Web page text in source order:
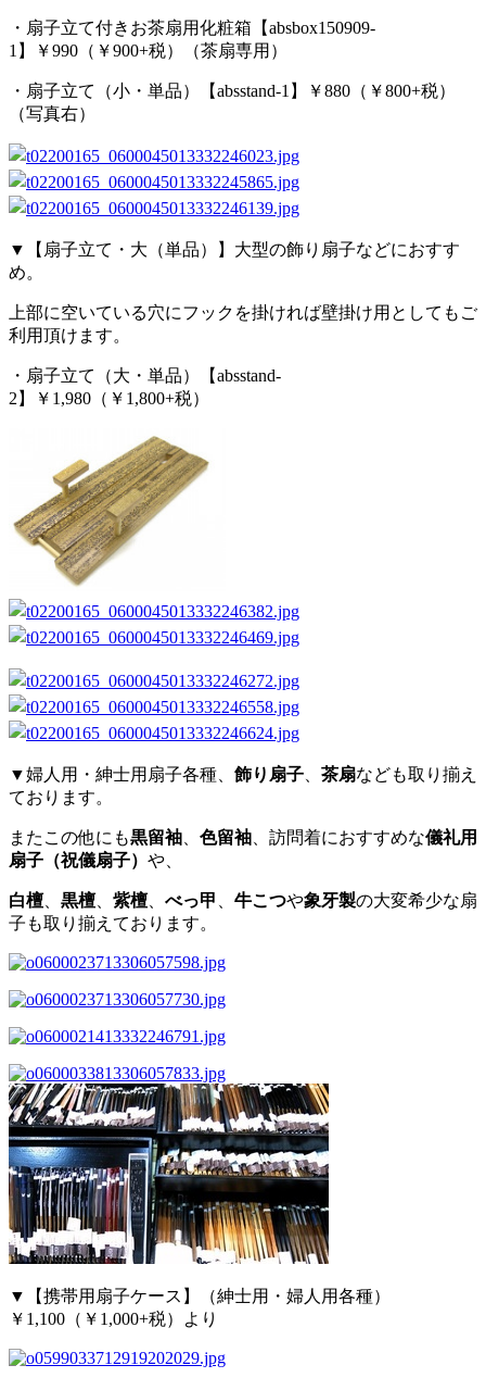
・扇子立て付きお茶扇用化粧箱【absbox150909-
1】￥990（￥900+税）（茶扇専用）
・扇子立て（小・単品）【absstand-1】￥880（￥800+税）
（写真右）
▼【扇子立て・大（単品）】大型の飾り扇子などにおすす
め。
上部に空いている穴にフックを掛ければ壁掛け用としてもご
利用頂けます。
・扇子立て（大・単品）【absstand-
2】￥1,980（￥1,800+税）
▼婦人用・紳士用扇子各種、 飾り扇子、 茶扇なども取り揃え
ております。
またこの他にも黒留袖、 色留袖、訪問着におすすめな儀礼用
扇子（祝儀扇子） や、
白檀、 黒檀、 紫檀、 べっ甲 、 牛こつや象牙製の大変希少な扇
子も取り揃えております。
▼【携帯用扇子ケース】（紳士用・婦人用各種）
￥1,100（￥1,000+税）より